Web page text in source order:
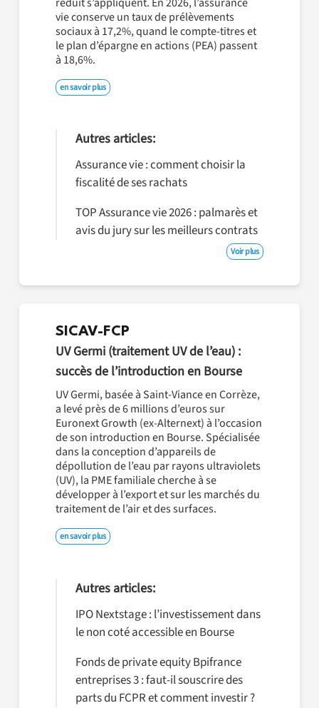
vie conserve un taux de prélèvements
sociaux à 17,2%, quand le compte-titres et
le plan d’épargne en actions (PEA) passent
à 18,6%.
en savoir plus
Autres articles:
Assurance vie : comment choisir la
fiscalité de ses rachats
TOP Assurance vie 2026 : palmarès et
avis du jury sur les meilleurs contrats
Voir plus
SICAV-FCP
UV Germi (traitement UV de l’eau) :
succès de l’introduction en Bourse
UV Germi, basée à Saint-Viance en Corrèze,
a levé près de 6 millions d’euros sur
Euronext Growth (ex-Alternext) à l’occasion
de son introduction en Bourse. Spécialisée
dans la conception d’appareils de
dépollution de l’eau par rayons ultraviolets
(UV), la PME familiale cherche à se
développer à l’export et sur les marchés du
traitement de l’air et des surfaces.
en savoir plus
Autres articles:
IPO Nextstage : l’investissement dans
le non coté accessible en Bourse
Fonds de private equity Bpifrance
entreprises 3 : faut-il souscrire des
parts du FCPR et comment investir ?